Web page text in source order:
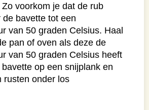
voorkom je dat de rub
bavette tot een
van 50 graden Celsius. Haal
pan of oven als deze de
van 50 graden Celsius heeft
op een snijplank en
rusten onder los